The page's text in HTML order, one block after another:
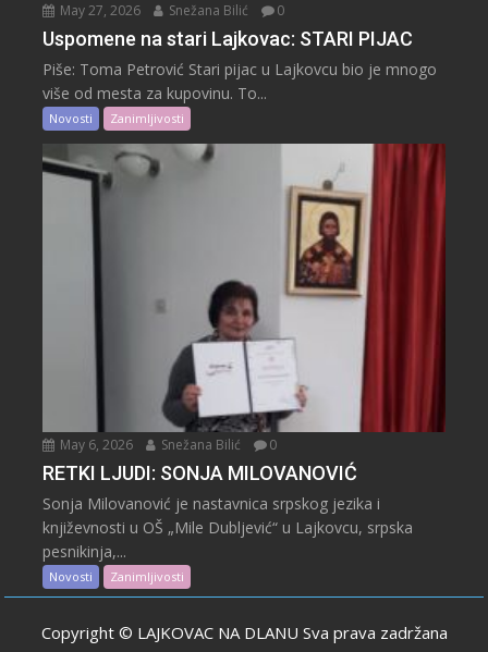
May 27, 2026 Snežana Bilić 0
Uspomene na stari Lajkovac: STARI PIJAC
Piše: Toma Petrović Stari pijac u Lajkovcu bio je mnogo
više od mesta za kupovinu. To...
Novosti Zanimljivosti
May 6, 2026 Snežana Bilić 0
RETKI LJUDI: SONJA MILOVANOVIĆ
Sonja Milovanović je nastavnica srpskog jezika i
književnosti u OŠ „Mile Dubljević“ u Lajkovcu, srpska
pesnikinja,...
Novosti Zanimljivosti
Copyright © LAJKOVAC NA DLANU Sva prava zadržana